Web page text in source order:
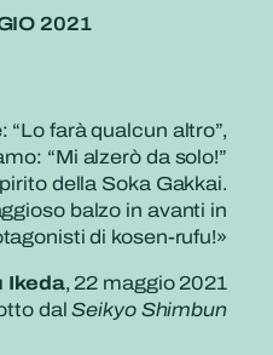
2021
farà qualcun altro”,
“Mi alzerò da solo!”
della Soka Gakkai.
balzo in avanti in
di kosen-rufu!»
Ikeda, 22 maggio 2021
dalSeikyo Shimbun